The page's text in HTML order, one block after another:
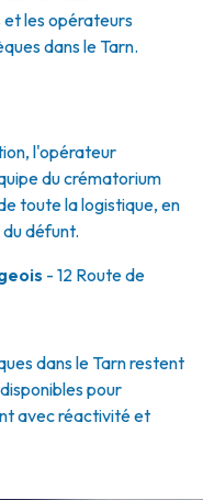
et les opérateurs
dans le Tarn.
l'opérateur
du crématorium
toute la logistique, en
défunt.
- 12 Route de
dans le Tarn restent
pour
avec réactivité et